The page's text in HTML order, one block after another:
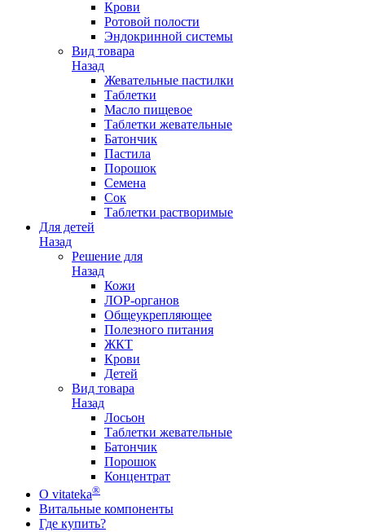
Крови
Ротовой полости
Эндокринной системы
Вид товара
Назад
Жевательные пастилки
Таблетки
Масло пищевое
Таблетки жевательные
Батончик
Пастила
Порошок
Семена
Сок
Таблетки растворимые
Для детей
Назад
Решение для
Назад
Кожи
ЛОР-органов
Общеукрепляющее
Полезного питания
ЖКТ
Крови
Детей
Вид товара
Назад
Лосьон
Таблетки жевательные
Батончик
Порошок
Концентрат
О vitateka®
Витальные компоненты
Где купить?